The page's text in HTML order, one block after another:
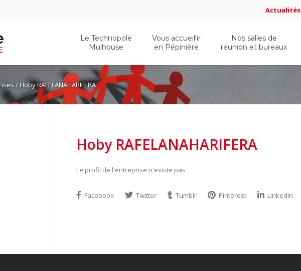
Actualités
Le Technopole
Mulhouse
Vous accueillir
en Pépinière
Nos salles de
réunion et bureaux
/ Hoby RAFELANAHARIFERA
Hoby RAFELANAHARIFERA
Le profil de l'entreprise n'existe pas
Facebook Twitter Tumblr Pinterest LinkedIn